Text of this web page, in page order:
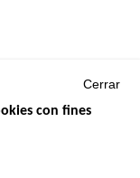
Cerrar
con fines